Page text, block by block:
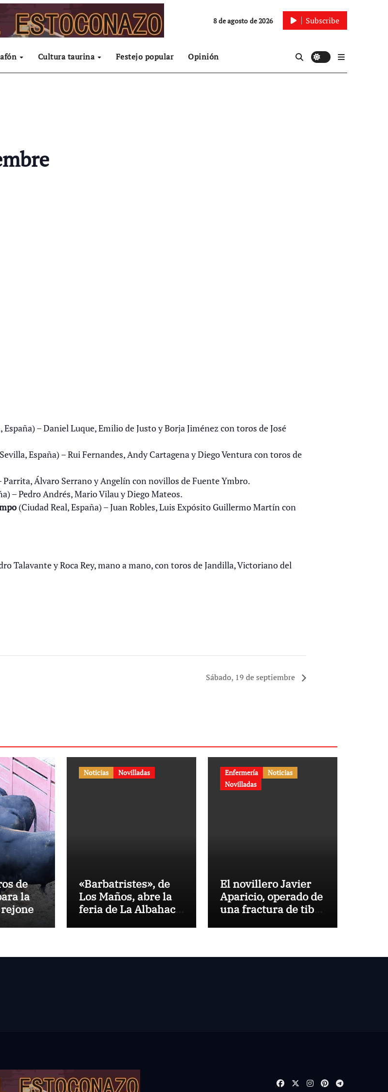
8 de agosto de 2026 Subscribe
Cultura taurina Festejo popular Opinión
España) – Daniel Luque, Emilio de Justo y Borja Jiménez con toros de José
España) – Rui Fernandes, Andy Cartagena y Diego Ventura con toros de
Parrita, Álvaro Serrano y Angelín con novillos de Fuente Ymbro.
– Pedro Andrés, Mario Vilau y Diego Mateos.
(Ciudad Real, España) – Juan Robles, Luis Expósito Guillermo Martín con
Talavante y Roca Rey, mano a mano, con toros de Jandilla, Victoriano del
Sábado, 19 de septiembre
de
la
Noticias Novilladas
«Barbatristes», de
Los Maños, abre la
feria de La Albahaca
Enfermería
Noticias
Novilladas
El novillero Javier
Aparicio, operado de
una fractura de tibia